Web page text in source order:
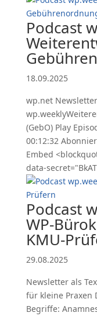
Podcast
18.09.2025
wp.net
(GebO) Play
00:12:32
Embed
data-
Podcast
WP-
KMU-
29.08.2025
Newsletter als
für kleine Praxen
Begriffe: